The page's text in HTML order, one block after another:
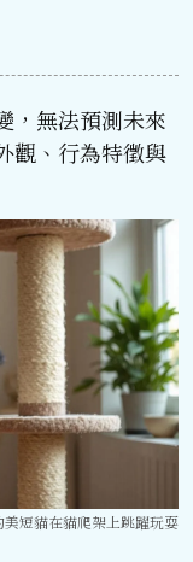
，無法預測未來
觀、行為特徵與
美短貓在貓爬架上跳躍玩耍